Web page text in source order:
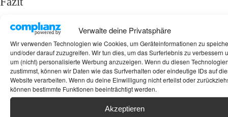
Verwalte deine Privatsphäre
Wir verwenden Technologien wie Cookies, um Geräteinformationen zu
und/oder darauf zuzugreifen. Wir tun dies, um das Surferlebnis zu verbessern
um (nicht) personalisierte Werbung anzuzeigen. Wenn du diesen
zustimmst, können wir Daten wie das Surfverhalten oder eindeutige IDs auf
Website verarbeiten. Wenn du deine Einwilligung nicht erteilst oder
können bestimmte Funktionen beeinträchtigt werden.
Akzeptieren
Lowell FulsonsThink Twice Before You Speak
ein Muss für Blues-Fans mit audiophilem Anspruch. Es fängt die
Essenz eines Altmeisters ein, der nichts mehr beweisen muss, aber
immer noch alles geben kann. Klanglich transparent, emotional
tiefschürfend und musikalisch über jeden Zweifel erhaben.
Aliexpress